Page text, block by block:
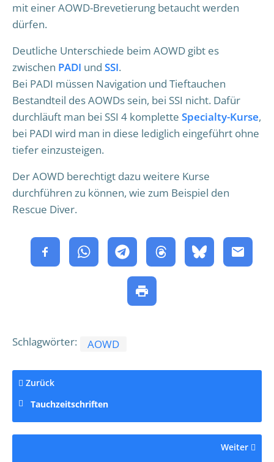
mit einer AOWD-Brevetierung betaucht werden
dürfen.
Deutliche Unterschiede beim AOWD gibt es
zwischen PADI und SSI.
Bei PADI müssen Navigation und Tieftauchen
Bestandteil des AOWDs sein, bei SSI nicht. Dafür
durchläuft man bei SSI 4 komplette Specialty-Kurse,
bei PADI wird man in diese lediglich eingeführt ohne
tiefer einzusteigen.
Der AOWD berechtigt dazu weitere Kurse
durchführen zu können, wie zum Beispiel den
Rescue Diver.
Schlagwörter: AOWD
Zurück
Tauchzeitschriften
Weiter